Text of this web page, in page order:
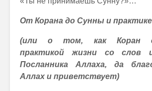
От Корана до Сунны и
(или о том, как Коран
практикой жизни со слов
Посланника Аллаха, да
Аллах и приветствует)